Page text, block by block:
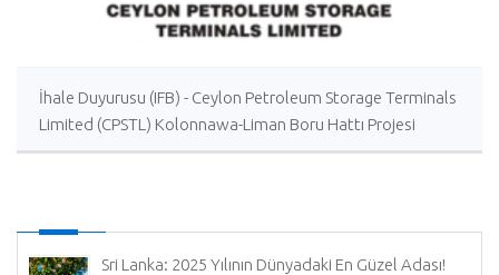
İhale Duyurusu (IFB) - Ceylon Petroleum Storage Terminals
Limited (CPSTL) Kolonnawa-Liman Boru Hattı Projesi
(KHPP) Mühendislik, Tedarik, İnşaat ve Devreye Alma
Sri Lanka: 2025 Yılının Dünyadaki En Güzel Adası!